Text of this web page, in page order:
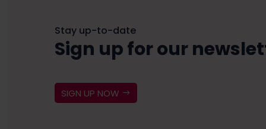
Stay up-to-date
Sign up for our
SIGN UP NOW